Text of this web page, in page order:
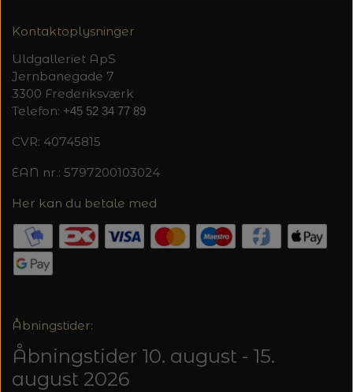
Kontaktoplysninger
Uldgalleriet ApS
Jernbanegade 7
3300 Frederiksværk
Telefon: +45 52 34 77 89
CVR: 40745815
EAN nr.: 5797200103024
Her kan du betale med
Åbningstider:
Åbningstider 10. august - 15.
august 2026